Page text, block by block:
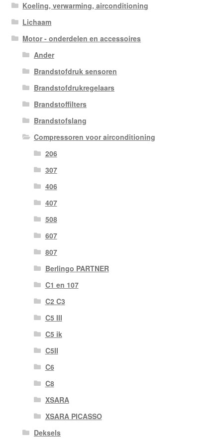
Koeling, verwarming, airconditioning
Lichaam
Motor - onderdelen en accessoires
Ander
Brandstofdruk sensoren
Brandstofdrukregelaars
Brandstoffilters
Brandstofslang
Compressoren voor airconditioning
206
307
406
407
508
607
807
Berlingo PARTNER
C1 en 107
C2 C3
C5 III
C5 ik
C5II
C6
C8
XSARA
XSARA PICASSO
Deksels